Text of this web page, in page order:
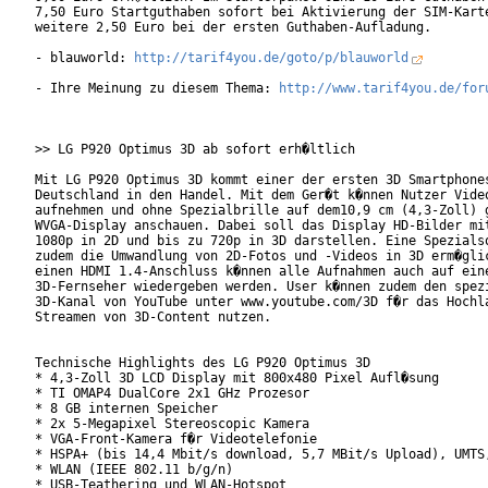
7,50 Euro Startguthaben sofort bei Aktivierung der SIM-
weitere 2,50 Euro bei der ersten Guthaben-Aufladung.
- blauworld:
http://tarif4you.de/goto/p/blauworld
- Ihre Meinung zu diesem Thema:
http://www.tarif4you.de/
>> LG P920 Optimus 3D ab sofort erh�ltlich
Mit LG P920 Optimus 3D kommt einer der ersten 3D
Deutschland in den Handel. Mit dem Ger�t k�nnen Nutzer
aufnehmen und ohne Spezialbrille auf dem10,9 cm (4,3-Zoll)
WVGA-Display anschauen. Dabei soll das Display HD-Bilder
1080p in 2D und bis zu 720p in 3D darstellen. Eine
zudem die Umwandlung von 2D-Fotos und -Videos in 3D
einen HDMI 1.4-Anschluss k�nnen alle Aufnahmen auch auf
3D-Fernseher wiedergeben werden. User k�nnen zudem den
3D-Kanal von YouTube unter www.youtube.com/3D f�r das
Streamen von 3D-Content nutzen.
Technische Highlights des LG P920 Optimus 3D
* 4,3-Zoll 3D LCD Display mit 800x480 Pixel Aufl�sung
* TI OMAP4 DualCore 2x1 GHz Prozesor
* 8 GB internen Speicher
* 2x 5-Megapixel Stereoscopic Kamera
* VGA-Front-Kamera f�r Videotelefonie
* HSPA+ (bis 14,4 Mbit/s download, 5,7 MBit/s Upload), UMTS,
* WLAN (IEEE 802.11 b/g/n)
* USB-Teathering und WLAN-Hotspot